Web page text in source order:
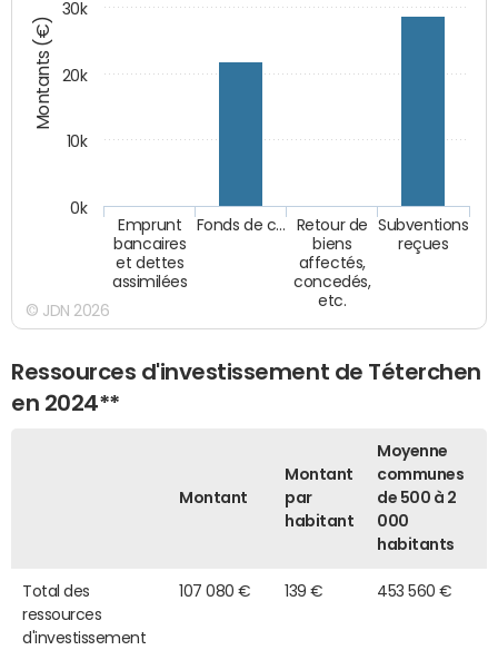
Montants (€)
Emprunt
bancaires
et dettes
assimilées
Fonds de c…
Retour de
biens
affectés,
concedés,
etc.
Subventions
reçues
0k
10k
20k
30k
© JDN 2026
Ressources d'investissement de Téterchen
en 2024**
Montant
Montant
par
habitant
Moyenne
communes
de 500 à 2
000
habitants
Total des
ressources
d'investissement
107 080 € 139 € 453 560 €